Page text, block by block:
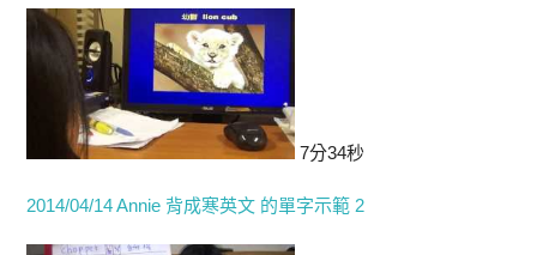
7分34秒
2014/04/14 Annie 背成寒英文 的單字示範 2